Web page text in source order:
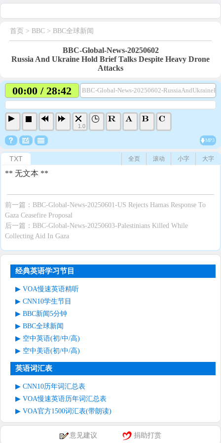
首页 > BBC > BBC全球新闻
BBC-Global-News-20250602
Russia And Ukraine Hold Brief Talks Despite Heavy Drone
Attacks
00:00 / 28:42 BBC-Global-News-20250602-
1.0
MP3
TXT 大字
小字
滚动
全页
** 无文本 **
前一篇： BBC-Global-News-20250601-US Rejects Hamas Response To
Gaza Ceasefire Proposal
后一篇： BBC-Global-News-20250603-Palestinians Killed While
Collecting Aid In Gaza
经典英语学习节目
VOA慢速英语精听
CNN10学生节目
BBC新闻5分钟
BBC全球新闻
空中英语(初/中/高)
空中美语(初/中/高)
英语词汇表
CNN10历年词汇总表
VOA慢速英语历年词汇总表
VOA官方1500词汇表(带朗读)
意见建议 捐助打赏